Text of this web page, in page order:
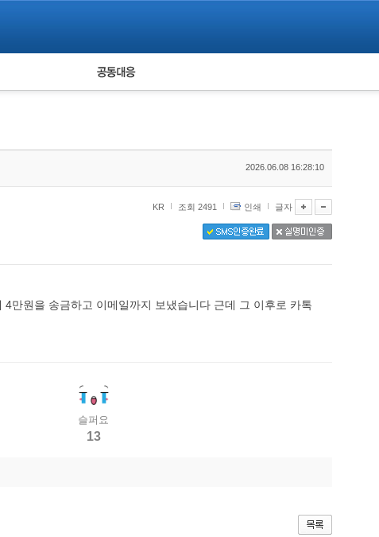
계 피해자 공동대응
2026.06.08 16:28:10
KR 조회 2491 인쇄 글자
만원을 송금하고 이메일까지 보냈습니다 근데 그 이후로 카톡
슬퍼요
13